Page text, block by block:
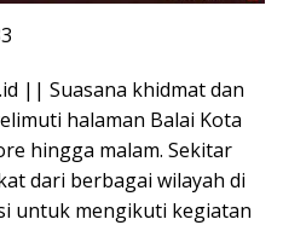
|| Suasana khidmat dan
halaman Balai Kota
hingga malam. Sekitar
dari berbagai wilayah di
untuk mengikuti kegiatan